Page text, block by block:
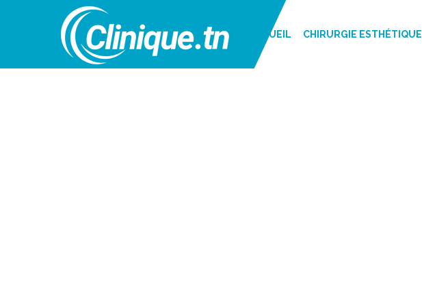
ACCUEIL CHIRURGIE ESTHÉTIQUE